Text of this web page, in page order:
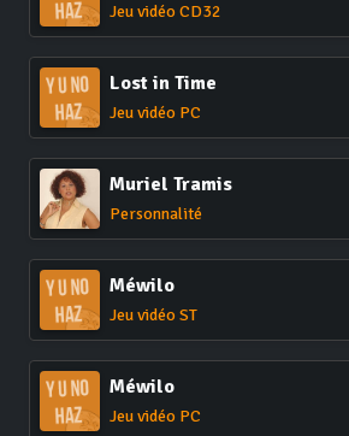
Jeu vidéo CD32
Lost in Time
Jeu vidéo PC
Muriel Tramis
Personnalité
Méwilo
Jeu vidéo ST
Méwilo
Jeu vidéo PC